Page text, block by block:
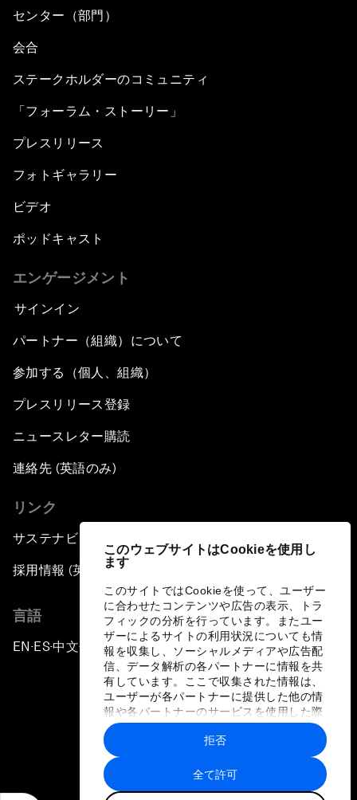
このウェブサイトはCookieを使用し
ます
このサイトではCookieを使って、ユーザー
に合わせたコンテンツや広告の表示、トラ
フィックの分析を行っています。またユー
ザーによるサイトの利用状況についても情
報を収集し、ソーシャルメディアや広告配
信、データ解析の各パートナーに情報を共
有しています。ここで収集された情報は、
ユーザーが各パートナーに提供した他の情
報や各パートナーのサービスを使用した際
に収集された情報と組み合わされ、各パー
トナーによって使用されることがありま
す。
全て許可
拒否
センター（部門）
会合
ステークホルダーのコミュニティ
「フォーラム・ストーリー」
プレスリリース
フォトギャラリー
ビデオ
ポッドキャスト
エンゲージメント
サインイン
パートナー（組織）について
参加する（個人、組織）
プレスリリース登録
ニュースレター購読
連絡先 (英語のみ)
リンク
サステナビリティへの取り組み
採用情報 (英語のみ)
言語
EN ▪ ES▪中文▪ 日本語
プライバシーポリシーと利用規約
サイトマップ